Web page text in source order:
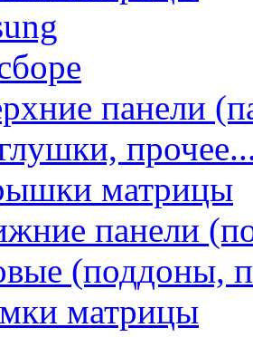
панели
матрицы
панели
(поддоны,
матрицы